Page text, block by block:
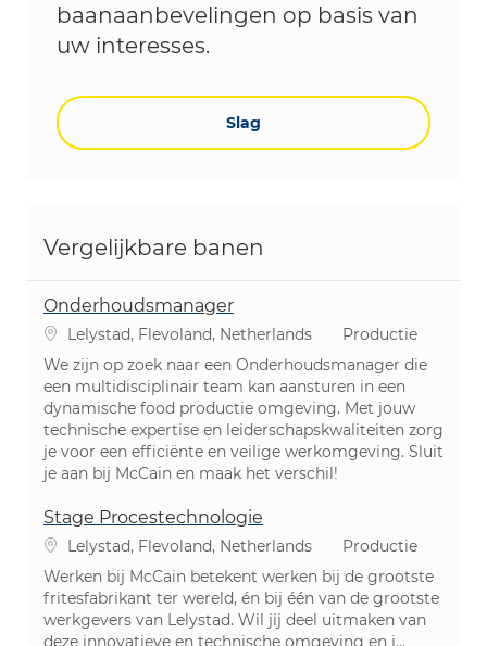
baanaanbevelingen op basis van
uw interesses.
Slag
Vergelijkbare banen
Onderhoudsmanager
PlaatsLelystad, Flevoland, Netherlands Categorie
Productie
We zijn op zoek naar een Onderhoudsmanager die
een multidisciplinair team kan aansturen in een
dynamische food productie omgeving. Met jouw
technische expertise en leiderschapskwaliteiten zorg
je voor een efficiënte en veilige werkomgeving. Sluit
je aan bij McCain en maak het verschil!
Stage Procestechnologie
PlaatsLelystad, Flevoland, Netherlands Categorie
Productie
Werken bij McCain betekent werken bij de grootste
fritesfabrikant ter wereld, én bij één van de grootste
werkgevers van Lelystad. Wil jij deel uitmaken van
deze innovatieve en technische omgeving en j...